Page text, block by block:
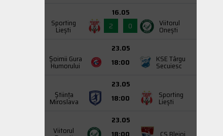
Sporting
Liești
16.05
2
0 Viitorul
Onești
Şoimii Gura
Humorului
23.05
18:00
KSE Târgu
Secuiesc
Știința
Miroslava
23.05
18:00
Sporting
Liești
Viitorul
23.05